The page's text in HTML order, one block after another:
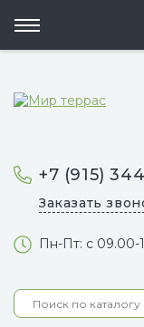
+7 (915)
Заказать
Пн-Пт: с 09.00-